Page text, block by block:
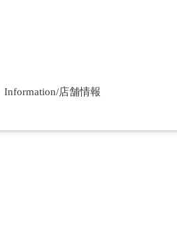
Information/店舗情報